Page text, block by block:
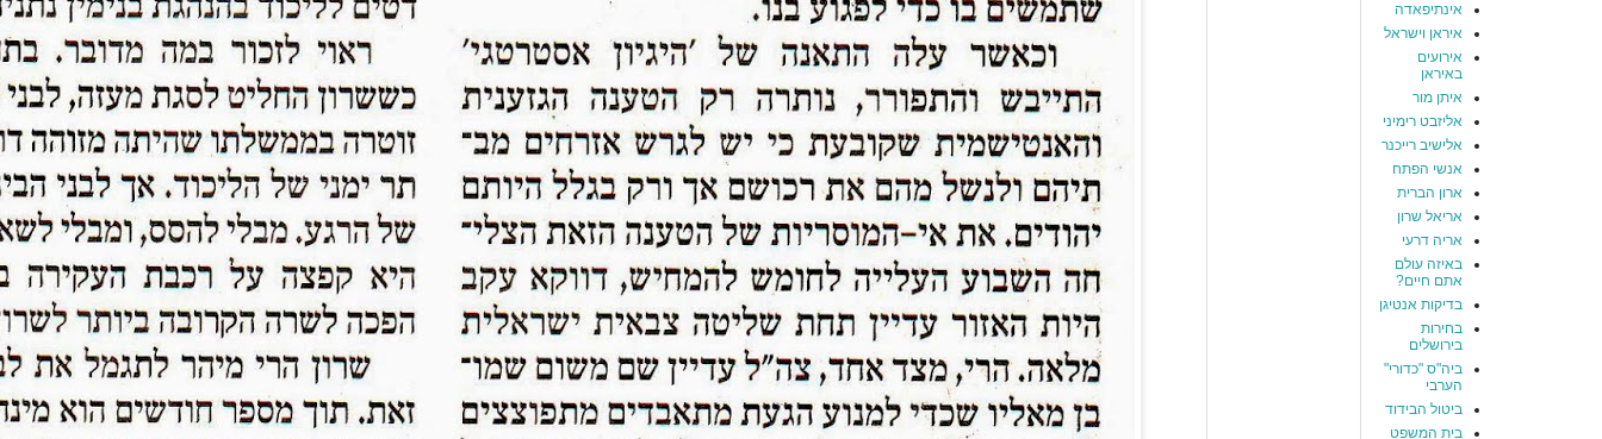
אינתיפאדה
איראן וישראל
אירועים
באיראן
איתן מור
אליזבט רימיני
אלישיב רייכנר
אנשי הפתח
ארון הברית
אריאל שרון
אריה דרעי
באיזה עולם
אתם חיים?
בדיקות אנטיגן
בחירות
בירושלים
ביה"ס "כדורי"
הערבי
ביטול הבידוד
בית המשפט